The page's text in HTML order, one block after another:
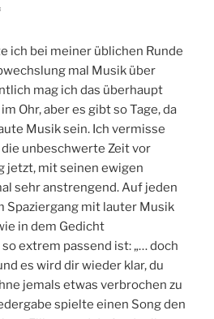
ich bei meiner üblichen Runde
mal Musik über
mag ich das überhaupt
Ohr, aber es gibt so Tage, da
Musik sein. Ich vermisse
unbeschwerte Zeit vor
jetzt, mit seinen ewigen
sehr anstrengend. Auf jeden
Spaziergang mit lauter Musik
in dem Gedicht
extrem passend ist: „… doch
es wird dir wieder klar, du
jemals etwas verbrochen zu
spielte einen Song den